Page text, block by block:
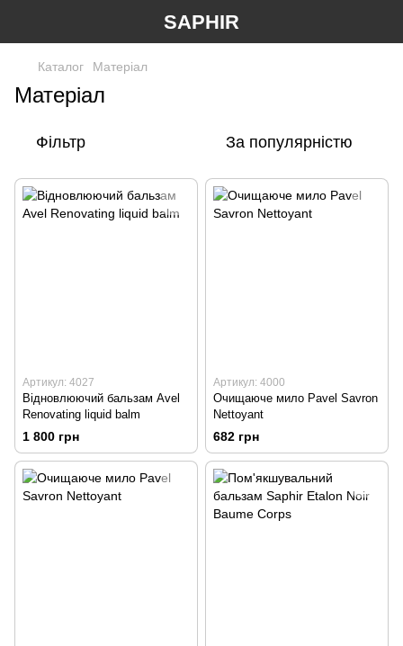
SAPHIR
Каталог Матеріал
Матеріал
Фільтр За популярністю
Артикул: 4027
Відновлюючий бальзам Avel
Renovating liquid balm
1 800 грн
Артикул: 4000
Очищаюче мило Pavel Savron
Nettoyant
682 грн